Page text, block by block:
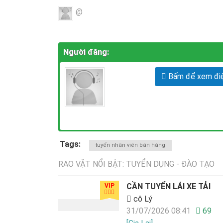
@
Người đăng:
Bấm để xem
Tags: tuyển nhân viên bán hàng
RAO VẶT NỔI BẬT: TUYỂN DỤNG - ĐÀO TẠO
VIP
CẦN TUYỂN LÁI XE TẢI
cô Lý
31/07/2026 08:41
69